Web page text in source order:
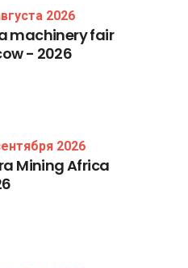
2026
machineryfair
- 2026
2026
MiningAfrica